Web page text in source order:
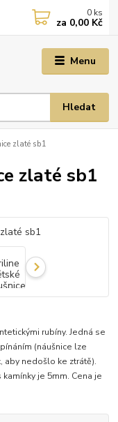
Menu
Hledat
0 ks
za 0,00 Kč
zlaté sb1
zlaté sb1
rubíny. Jedná se
(náušnice lze
aby nedošlo ke ztrátě).
je 5mm. Cena je